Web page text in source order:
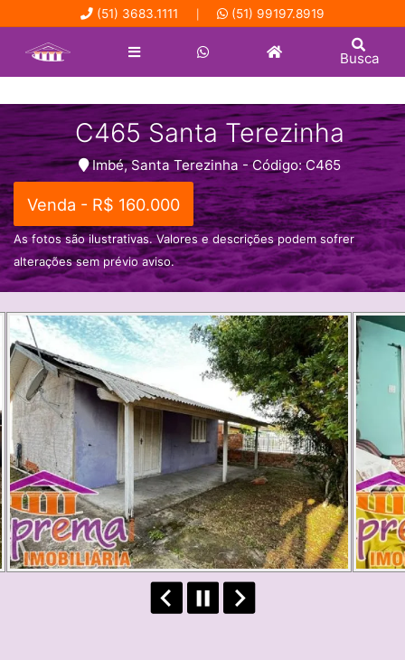
(51) 3683.1111 (51) 99197.8919
Busca
C465 Santa Terezinha
Imbé, Santa Terezinha - Código: C465
Venda - R$ 160.000
As fotos são ilustrativas. Valores e descrições podem sofrer
alterações sem prévio aviso.